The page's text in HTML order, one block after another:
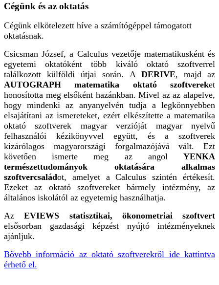
Cégünk és az oktatás
Cégünk elkötelezett híve a számítógéppel támogatott
oktatásnak.
Csicsman József, a Calculus vezetője matematikusként és
egyetemi oktatóként több kiváló oktató szoftverrel
találkozott külföldi útjai során. A DERIVE, majd az
AUTOGRAPH matematika oktató szoftvereket
honosította meg elsőként hazánkban. Mivel az az alapelve,
hogy mindenki az anyanyelvén tudja a legkönnyebben
elsajátítani az ismereteket, ezért elkészítette a matematika
oktató szoftverek magyar verzióját magyar nyelvű
felhasználói kézikönyvvel együtt, és a szoftverek
kizárólagos magyarországi forgalmazójává vált. Ezt
követően ismerte meg az angol YENKA
természettudományok oktatására alkalmas
szoftvercsaládot, amelyet a Calculus szintén értékesít.
Ezeket az oktató szoftvereket bármely intézmény, az
általános iskolától az egyetemig használhatja.
AzEVIEWS statisztikai, ökonometriai szoftvert
elsősorban gazdasági képzést nyújtó intézményeknek
ajánljuk.
Bővebb információ az oktató szoftverekről ide kattintva
érhető el.